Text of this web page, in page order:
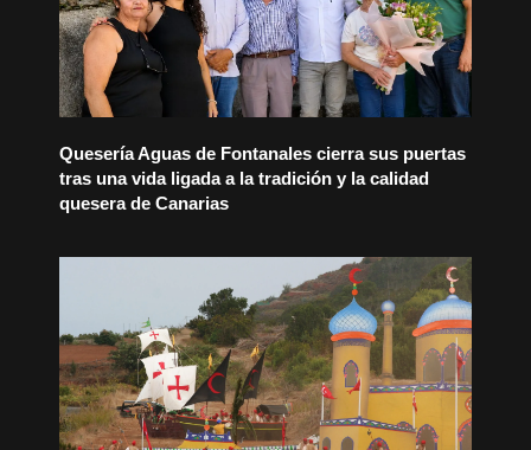
Quesería Aguas de Fontanales cierra sus puertas
tras una vida ligada a la tradición y la calidad
quesera de Canarias